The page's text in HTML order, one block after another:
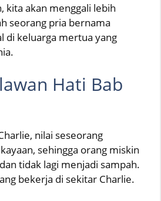
kita akan menggali lebih
seorang pria bernama
di keluarga mertua yang
Hati Bab
nilai seseorang
sehingga orang miskin
tidak lagi menjadi sampah.
bekerja di sekitar Charlie.